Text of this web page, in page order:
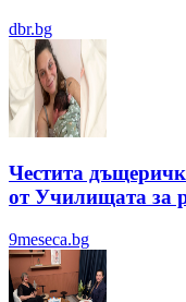
dbr.bg
Честита
от Училищата за
9meseca.bg